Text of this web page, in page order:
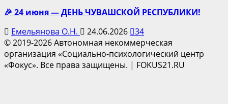
🎉 24 июня — ДЕНЬ ЧУВАШСКОЙ РЕСПУБЛИКИ!
Емельянова О.Н.
24.06.2026
34
© 2019-2026 Автономная некоммерческая
организация «Социально-психологический центр
«Фокус». Все права защищены. | FOKUS21.RU